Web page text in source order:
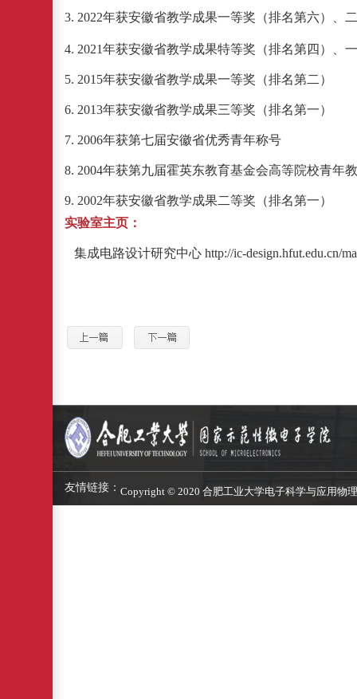
3. 2022年获安徽省教学成果一等奖（排名第六）、
4. 2021年获安徽省教学成果特等奖（排名第四）、
5. 2015年获安徽省教学成果一等奖（排名第二）
6. 2013年获安徽省教学成果三等奖（排名第一）
7. 2006年获第七届安徽省优秀青年称号
8. 2004年获第九届霍英东教育基金会高等院校青年
9. 2002年获安徽省教学成果二等奖（排名第一）
实验室主页：
集成电路设计研究中心 http://ic-design.hfut.edu.cn/
友情链接： Copyright © 2020 合肥工业大学电子科学与应用